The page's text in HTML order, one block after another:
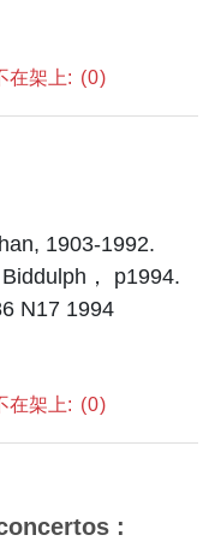
在架上: 0
1903-1992.
， p1994.
N17 1994
在架上: 0
: